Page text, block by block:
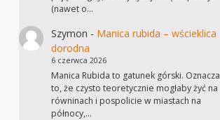
(nawet o…
Szymon - Manica rubida – wścieklica
dorodna
6 czerwca 2026
Manica Rubida to gatunek górski. Oznacza
to, że czysto teoretycznie mogłaby żyć na
równinach i pospolicie w miastach na
północy,…